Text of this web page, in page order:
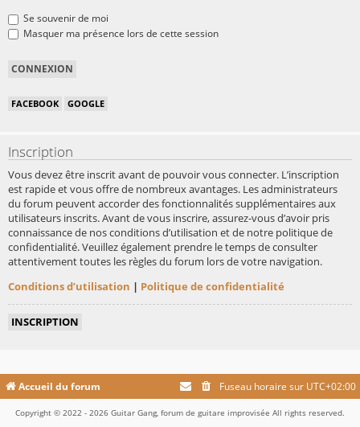
Se souvenir de moi
Masquer ma présence lors de cette session
FACEBOOK GOOGLE
Inscription
Vous devez être inscrit avant de pouvoir vous connecter. L’inscription
est rapide et vous offre de nombreux avantages. Les administrateurs
du forum peuvent accorder des fonctionnalités supplémentaires aux
utilisateurs inscrits. Avant de vous inscrire, assurez-vous d’avoir pris
connaissance de nos conditions d’utilisation et de notre politique de
confidentialité. Veuillez également prendre le temps de consulter
attentivement toutes les règles du forum lors de votre navigation.
Conditions d’utilisation | Politique de confidentialité
INSCRIPTION
Accueil du forum Fuseau horaire sur UTC+02:00
Copyright © 2022 - 2026 Guitar Gang, forum de guitare improvisée All rights reserved.